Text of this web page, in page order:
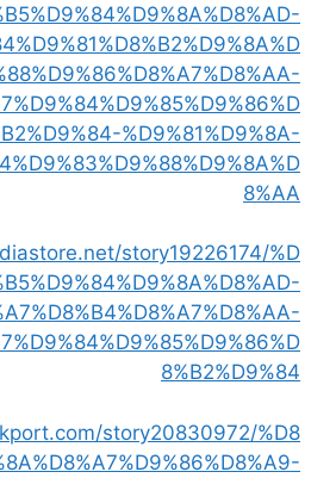
%D9%81%D9%8A-
8%AA
story19226174/%D
8%B2%D9%84
story20830972/%D8